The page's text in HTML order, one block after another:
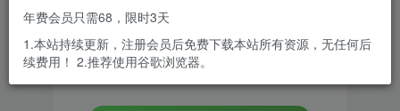
设置新密码
重复密码
年费会员只需68，限时3天
1.本站持续更新，注册会员后免费下载本站所有资源，无任何后
续费用！ 2.推荐使用谷歌浏览器。